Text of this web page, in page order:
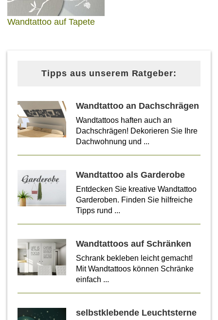
Wandtattoo auf Tapete
Tipps aus unserem Ratgeber:
Wandtattoo an Dachschrägen
Wandtattoos haften auch an
Dachschrägen! Dekorieren Sie Ihre
Dachwohnung und ...
Wandtattoo als Garderobe
Entdecken Sie kreative Wandtattoo
Garderoben. Finden Sie hilfreiche
Tipps rund ...
Wandtattoos auf Schränken
Schrank bekleben leicht gemacht!
Mit Wandtattoos können Schränke
einfach ...
selbstklebende Leuchtsterne